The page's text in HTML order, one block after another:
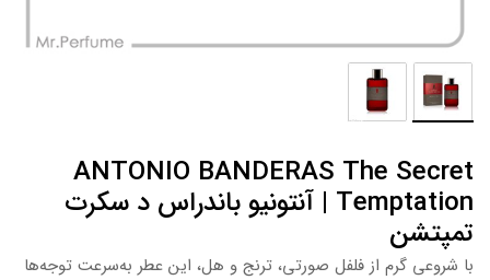
ANTONIO BANDERAS The Secret
Temptation | آنتونیو باندراس د سکرت
تمپتشن
با شروعی گرم از فلفل صورتی، ترنج و هل، این عطر به‌سرعت توجه‌ها